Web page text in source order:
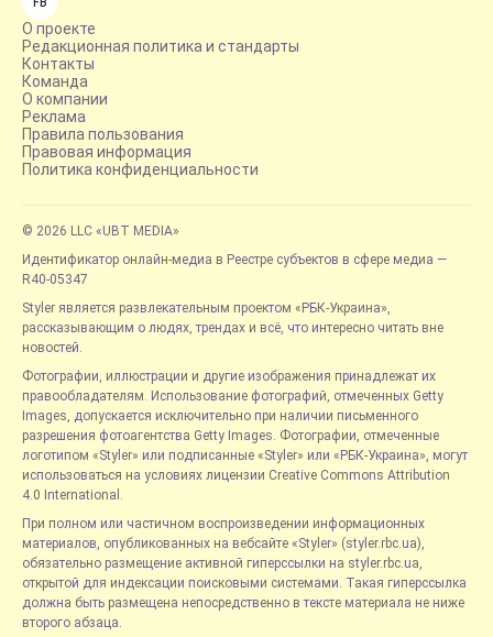
FB
О проекте
Редакционная политика и стандарты
Контакты
Команда
О компании
Реклама
Правила пользования
Правовая информация
Политика конфиденциальности
© 2026 LLC «UBT MEDIA»
Идентификатор онлайн-медиа в Реестре субъектов в сфере медиа —
R40-05347
Styler является развлекательным проектом «РБК-Украина»,
рассказывающим о людях, трендах и всё, что интересно читать вне
новостей.
Фотографии, иллюстрации и другие изображения принадлежат их
правообладателям. Использование фотографий, отмеченных Getty
Images, допускается исключительно при наличии письменного
разрешения фотоагентства Getty Images. Фотографии, отмеченные
логотипом «Styler» или подписанные «Styler» или «РБК-Украина», могут
использоваться на условиях лицензии Creative Commons Attribution
4.0 International.
При полном или частичном воспроизведении информационных
материалов, опубликованных на вебсайте «Styler» (styler.rbc.ua),
обязательно размещение активной гиперссылки на styler.rbc.ua,
открытой для индексации поисковыми системами. Такая гиперссылка
должна быть размещена непосредственно в тексте материала не ниже
второго абзаца.